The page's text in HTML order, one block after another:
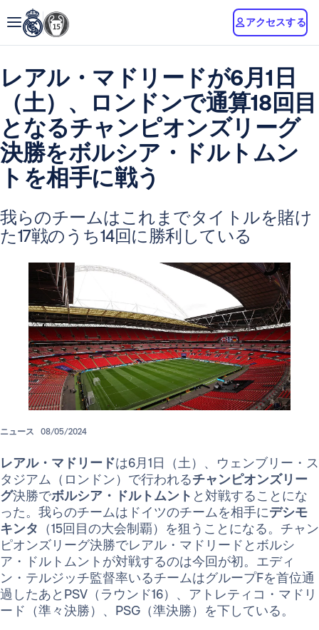
アクセスする
レアル・マドリードが6月1日
（土）、ロンドンで通算18回目
となるチャンピオンズリーグ
決勝をボルシア・ドルトムン
トを相手に戦う
我らのチームはこれまでタイトルを賭け
た17戦のうち14回に勝利している
ニュース 08/05/2024
レアル・マドリードは6月1日（土）、ウェンブリー・ス
タジアム（ロンドン）で行われるチャンピオンズリー
グ決勝でボルシア・ドルトムント と対戦することにな
った。我らのチームはドイツのチームを相手にデシモ
キンタ （15回目の大会制覇）を狙うことになる。チャン
ピオンズリーグ決勝でレアル・マドリードとボルシ
ア・ドルトムントが対戦するのは今回が初。エディ
ン・テルジッチ監督率いるチームはグループFを首位通
過したあとPSV（ラウンド16）、アトレティコ・マドリ
ード（準々決勝）、PSG（準決勝）を下している。